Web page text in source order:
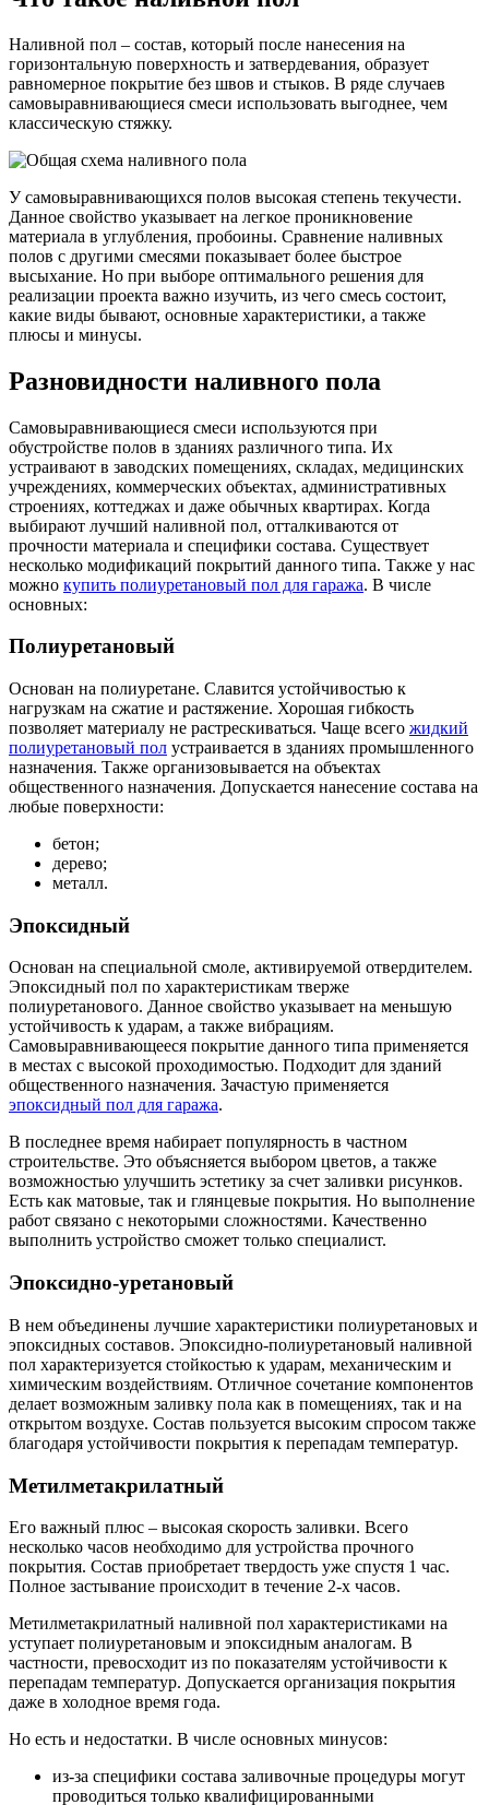
Наливной пол – состав, который после нанесения на
горизонтальную поверхность и затвердевания, образует
равномерное покрытие без швов и стыков. В ряде случаев
самовыравнивающиеся смеси использовать выгоднее, чем
классическую стяжку.
У самовыравнивающихся полов высокая степень текучести.
Данное свойство указывает на легкое проникновение
материала в углубления, пробоины. Сравнение наливных
полов с другими смесями показывает более быстрое
высыхание. Но при выборе оптимального решения для
реализации проекта важно изучить, из чего смесь состоит,
какие виды бывают, основные характеристики, а также
плюсы и минусы.
Разновидности наливного пола
Самовыравнивающиеся смеси используются при
обустройстве полов в зданиях различного типа. Их
устраивают в заводских помещениях, складах, медицинских
учреждениях, коммерческих объектах, административных
строениях, коттеджах и даже обычных квартирах. Когда
выбирают лучший наливной пол, отталкиваются от
прочности материала и специфики состава. Существует
несколько модификаций покрытий данного типа. Также у нас
можно купить полиуретановый пол для гаража. В числе
основных:
Полиуретановый
Основан на полиуретане. Славится устойчивостью к
нагрузкам на сжатие и растяжение. Хорошая гибкость
позволяет материалу не растрескиваться. Чаще всего жидкий
полиуретановый пол устраивается в зданиях промышленного
назначения. Также организовывается на объектах
общественного назначения. Допускается нанесение состава на
любые поверхности:
бетон;
дерево;
металл.
Эпоксидный
Основан на специальной смоле, активируемой отвердителем.
Эпоксидный пол по характеристикам тверже
полиуретанового. Данное свойство указывает на меньшую
устойчивость к ударам, а также вибрациям.
Самовыравнивающееся покрытие данного типа применяется
в местах с высокой проходимостью. Подходит для зданий
общественного назначения. Зачастую применяется
эпоксидный пол для гаража.
В последнее время набирает популярность в частном
строительстве. Это объясняется выбором цветов, а также
возможностью улучшить эстетику за счет заливки рисунков.
Есть как матовые, так и глянцевые покрытия. Но выполнение
работ связано с некоторыми сложностями. Качественно
выполнить устройство сможет только специалист.
Эпоксидно-уретановый
В нем объединены лучшие характеристики полиуретановых и
эпоксидных составов. Эпоксидно-полиуретановый наливной
пол характеризуется стойкостью к ударам, механическим и
химическим воздействиям. Отличное сочетание компонентов
делает возможным заливку пола как в помещениях, так и на
открытом воздухе. Состав пользуется высоким спросом также
благодаря устойчивости покрытия к перепадам температур.
Метилметакрилатный
Его важный плюс – высокая скорость заливки. Всего
несколько часов необходимо для устройства прочного
покрытия. Состав приобретает твердость уже спустя 1 час.
Полное застывание происходит в течение 2-х часов.
Метилметакрилатный наливной пол характеристиками на
уступает полиуретановым и эпоксидным аналогам. В
частности, превосходит из по показателям устойчивости к
перепадам температур. Допускается организация покрытия
даже в холодное время года.
Но есть и недостатки. В числе основных минусов:
из-за специфики состава заливочные процедуры могут
проводиться только квалифицированными